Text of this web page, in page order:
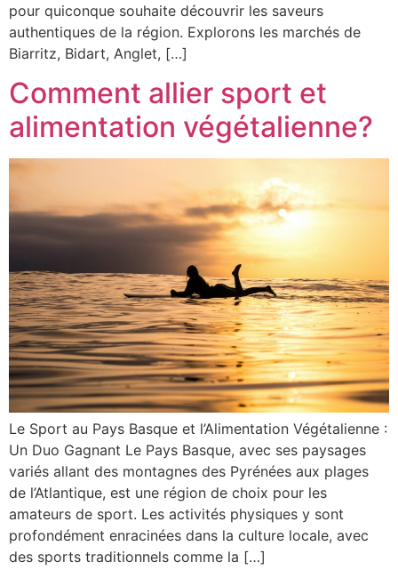
pour quiconque souhaite découvrir les saveurs
authentiques de la région. Explorons les marchés de
Biarritz, Bidart, Anglet, […]
Comment allier sport et
alimentation végétalienne?
Le Sport au Pays Basque et l’Alimentation Végétalienne :
Un Duo Gagnant Le Pays Basque, avec ses paysages
variés allant des montagnes des Pyrénées aux plages
de l’Atlantique, est une région de choix pour les
amateurs de sport. Les activités physiques y sont
profondément enracinées dans la culture locale, avec
des sports traditionnels comme la […]